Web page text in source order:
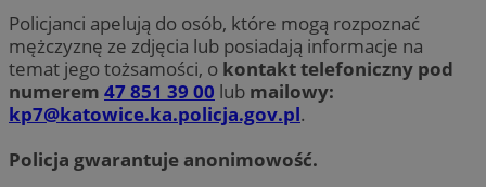
Policjanci apelują do osób, które mogą rozpoznać
mężczyznę ze zdjęcia lub posiadają informacje na
temat jego tożsamości, o kontakt telefoniczny pod
numerem 47 851 39 00 lub mailowy:
kp7@katowice.ka.policja.gov.pl.
Policja gwarantuje anonimowość.